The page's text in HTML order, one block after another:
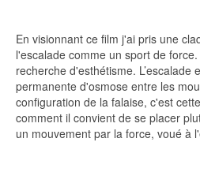
En visionnant ce film j'ai pris une
l'escalade comme un sport de
recherche d'esthétisme. L’escalade
permanente d'osmose entre les
configuration de la falaise, c'est
comment il convient de se placer
un mouvement par la force, voué à